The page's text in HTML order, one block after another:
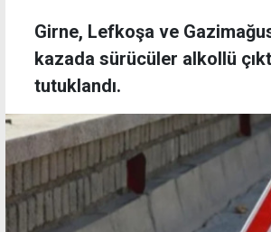
Girne, Lefkoşa ve
kazada sürücüler alkollü
tutuklandı.